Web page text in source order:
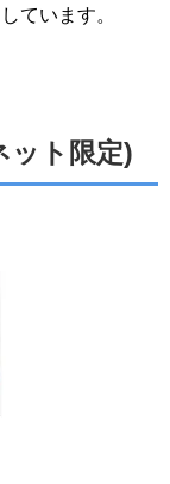
ています。
ット限定)